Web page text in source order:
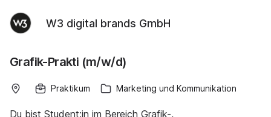
W3 digital brands GmbH
Grafik-Prakti (m/w/d)
Praktikum Marketing und Kommunikation
Du bist Student:in im Bereich Grafik-,